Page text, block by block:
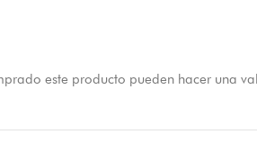
este producto pueden hacer una